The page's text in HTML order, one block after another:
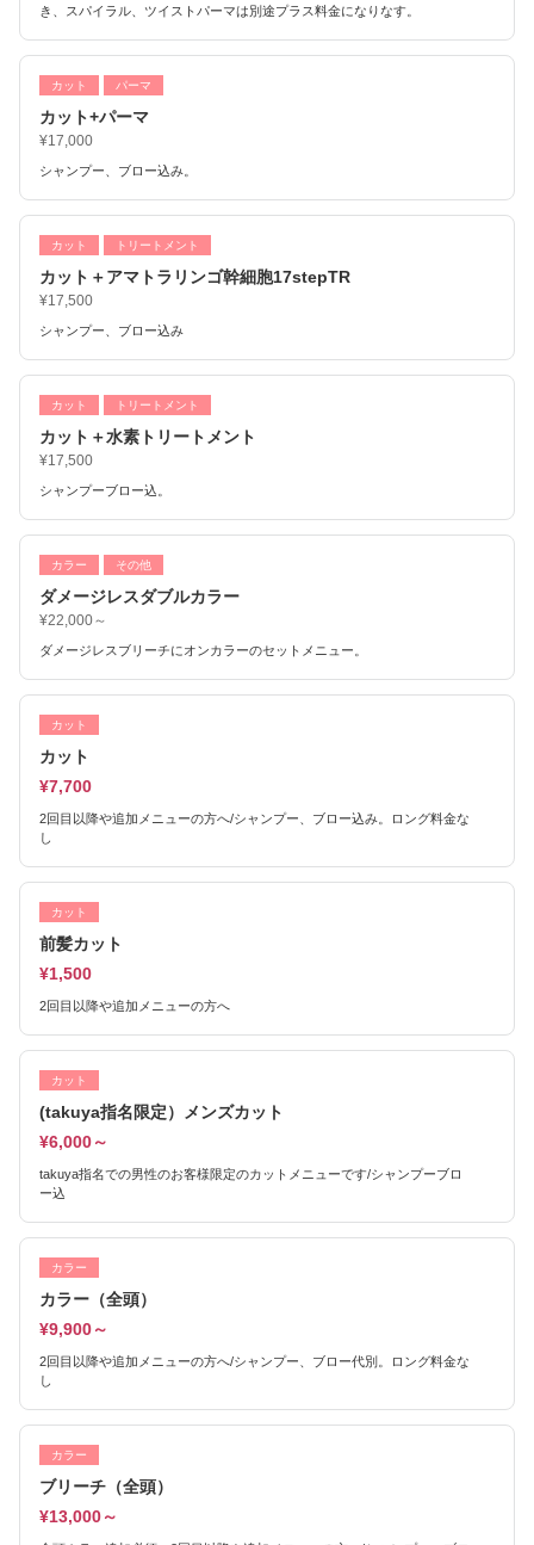
き、スパイラル、ツイストパーマは別途プラス料金になりなす。
カット パーマ
カット+パーマ
¥17,000
シャンプー、ブロー込み。
カット トリートメント
カット＋アマトラリンゴ幹細胞17stepTR
¥17,500
シャンプー、ブロー込み
カット トリートメント
カット＋水素トリートメント
¥17,500
シャンプーブロー込。
カラー その他
ダメージレスダブルカラー
¥22,000～
ダメージレスブリーチにオンカラーのセットメニュー。
カット
カット
¥7,700
2回目以降や追加メニューの方へ/シャンプー、ブロー込み。ロング料金な
し
カット
前髪カット
¥1,500
2回目以降や追加メニューの方へ
カット
(takuya指名限定）メンズカット
¥6,000～
takuya指名での男性のお客様限定のカットメニューです/シャンプーブロ
ー込
カラー
カラー（全頭）
¥9,900～
2回目以降や追加メニューの方へ/シャンプー、ブロー代別。ロング料金な
し
カラー
ブリーチ（全頭）
¥13,000～